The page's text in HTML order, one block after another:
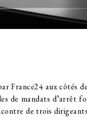
France24 aux côtés
de mandats d’arrêt
de trois